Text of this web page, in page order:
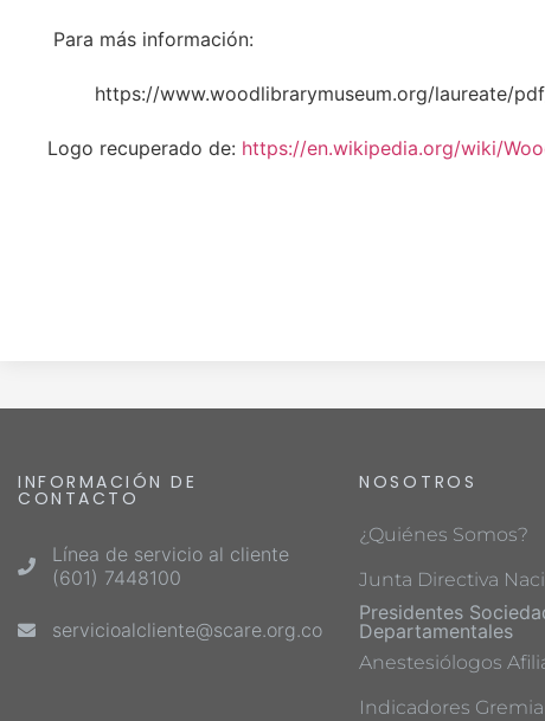
Para más información:
https://www.woodlibrarymuseum.org/laureate/
Logo recuperado de: https://en.wikipedia.org/wiki/
INFORMACIÓN DE
CONTACTO
Línea de servicio al cliente
(601) 7448100
servicioalcliente@scare.org.co
NOSOTROS
¿Quiénes Somos?
Junta Directiva
Presidentes
Departamentales
Anestesiólogos
Indicadores